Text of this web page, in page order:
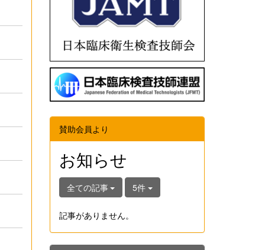
賛助会員より
お知らせ
全ての記事 5件
記事がありません。